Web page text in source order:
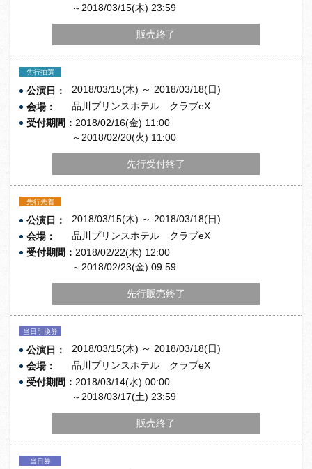
～2018/03/15(木) 23:59
販売終了
先行抽選
公演日：
2018/03/15(木) ～ 2018/03/18(日)
会場：
品川プリンスホテル クラブeX
受付期間： 2018/02/16(金) 11:00
～2018/02/20(火) 11:00
先行受付終了
先行先着
公演日：
2018/03/15(木) ～ 2018/03/18(日)
会場：
品川プリンスホテル クラブeX
受付期間： 2018/02/22(木) 12:00
～2018/02/23(金) 09:59
先行販売終了
当日引換券
公演日：
2018/03/15(木) ～ 2018/03/18(日)
会場：
品川プリンスホテル クラブeX
受付期間： 2018/03/14(水) 00:00
～2018/03/17(土) 23:59
販売終了
当日券